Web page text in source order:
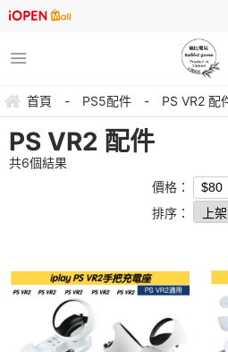
首頁 - PS5配件 - PS VR2 配
PS VR2 配件
共6個結果
價格：
排序：